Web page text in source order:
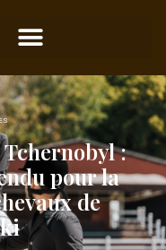
:
pour la
de